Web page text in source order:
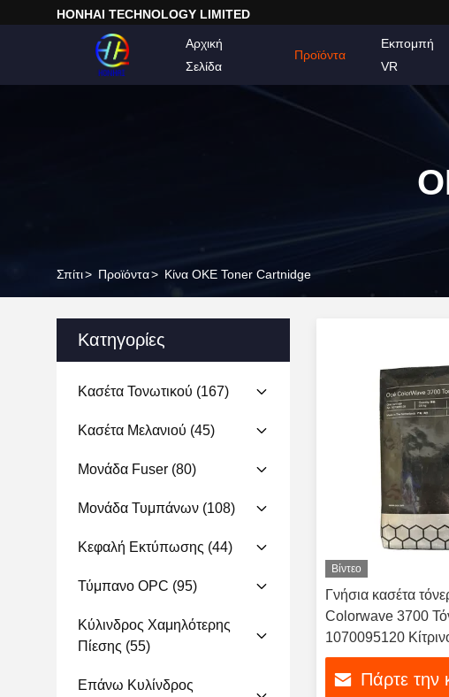
HONHAI TECHNOLOGY LIMITED
Αρχική
Σελίδα
Προϊόντα
Εκπομπή
VR
Σπίτι> Προϊόντα> Κίνα ΟΚΕ Toner Cartnidge
Κατηγορίες
Κασέτα Τονωτικού (167)
Κασέτα Μελανιού (45)
Μονάδα Fuser (80)
Μονάδα Τυμπάνων (108)
Κεφαλή Εκτύπωσης (44)
Τύμπανο OPC (95)
Κύλινδρος Χαμηλότερης
Πίεσης (55)
Επάνω Κυλίνδρος
Βίντεο
Γνήσια κασέτα
Colorwave 3700
1070095120
Πάρτε την